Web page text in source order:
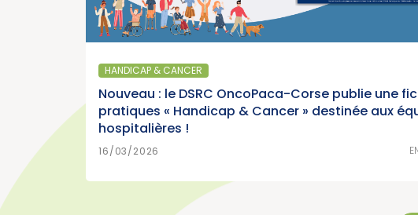
HANDICAP & CANCER
Nouveau : le DSRC OncoPaca-Corse publie une
pratiques « Handicap & Cancer » destinée aux
hospitalières !
16/03/2026
SANTÉ PUBLIQUE - ÉPIDÉMIOLOGIE
Parution du panorama des cancers en
France, édition 2026 (Institut National du
Cancer)
15/07/2026